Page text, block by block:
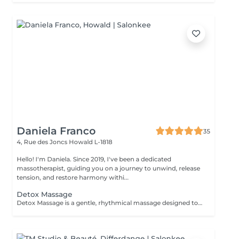
Daniela Franco
35
4, Rue des Joncs Howald L-1818
Hello! I'm Daniela. Since 2019, I've been a dedicated
massotherapist, guiding you on a journey to unwind, release
tension, and restore harmony withi...
Detox Massage
Detox Massage is a gentle, rhythmical massage designed to support your body's natural detox and circulatory processes. With soft, flowing movements, this treatment helps reduce water retention, ease sensations of heaviness, and promote a sense of lightness and inner clarity. Exclusively offered for women, this massage is available as a focused leg treatmentperfect for tired or swollen legsor as a full-body experience for deeper restoration and energetic balance. Ideal for anyone seeking a softer, yet profoundly nurturing touch to feel refreshed, reconnected, and revitalized.